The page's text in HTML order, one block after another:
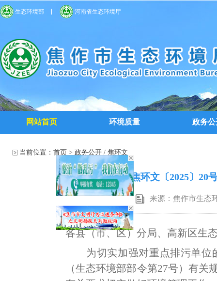
生态环境部 河南省生态环境厅
网站首页 环境质量 政务公
当前位置： 首页 > 政务公开 / 焦环文
焦环文〔2025〕20
来源：焦作市生态
各县（市、区） 分局、 高新区生
为切实加强对重点排污单位
（生态环境部部令第27号）有关